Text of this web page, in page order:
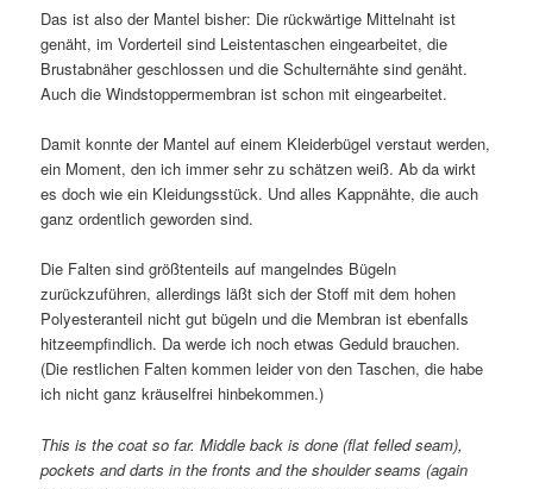
Das ist also der Mantel bisher: Die rückwärtige Mittelnaht ist
genäht, im Vorderteil sind Leistentaschen eingearbeitet, die
Brustabnäher geschlossen und die Schulternähte sind genäht.
Auch die Windstoppermembran ist schon mit eingearbeitet.
Damit konnte der Mantel auf einem Kleiderbügel verstaut werden,
ein Moment, den ich immer sehr zu schätzen weiß. Ab da wirkt
es doch wie ein Kleidungsstück. Und alles Kappnähte, die auch
ganz ordentlich geworden sind.
Die Falten sind größtenteils auf mangelndes Bügeln
zurückzuführen, allerdings läßt sich der Stoff mit dem hohen
Polyesteranteil nicht gut bügeln und die Membran ist ebenfalls
hitzeempfindlich. Da werde ich noch etwas Geduld brauchen.
(Die restlichen Falten kommen leider von den Taschen, die habe
ich nicht ganz kräuselfrei hinbekommen.)
This is the coat so far. Middle back is done (flat felled seam),
pockets and darts in the fronts and the shoulder seams (again